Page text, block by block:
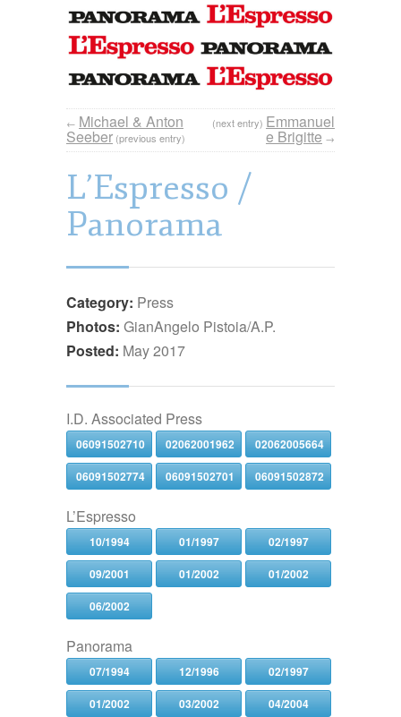
← Michael & Anton
Seeber (previous entry)
(next entry) Emmanuel
e Brigitte →
L’Espresso /
Panorama
Category: Press
Photos: GianAngelo Pistoia/A.P.
Posted: May 2017
I.D. Associated Press
06091502710 02062001962
02062005664
06091502774
06091502701 06091502872
L’Espresso
10/1994 01/1997
02/1997
09/2001
01/2002
01/2002
06/2002
Panorama
07/1994 12/1996
02/1997
01/2002
03/2002
04/2004